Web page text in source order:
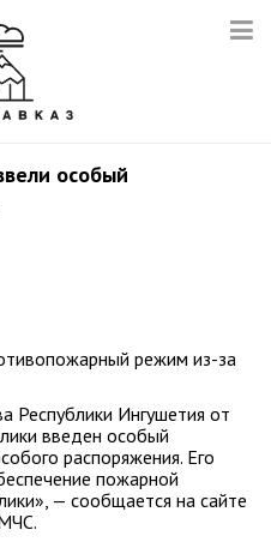
особый
режим из-за
Республики Ингушетия от
введен особый
распоряжения. Его
пожарной
— сообщается на сайте